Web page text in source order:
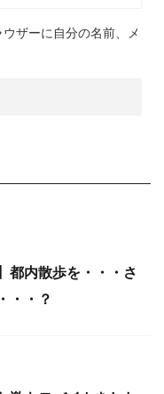
ザーに自分の名前、メ
都内散歩を・・・さ
・・？